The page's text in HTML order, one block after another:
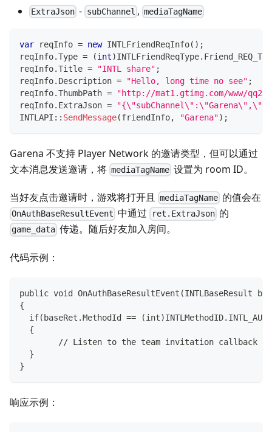
ExtraJson - subChannel , mediaTagName
var reqInfo = new INTLFriendReqInfo( ) ;
reqInfo.Type = (int)INTLFriendReqType.
reqInfo.Title = "INTL share" ;
reqInfo. Description = "Hello, long time no see" ;
reqInfo.ThumbPath =
"http://mat1.gtimg.com/www/
reqInfo. ExtraJson =
INTLAPI :: SendMessage(friendInfo, "Garena") ;
Garena 不支持 Player Network 的邀请类型，但可以通过
文本消息发送邀请，将 mediaTagName 设置为 room ID。
当好友点击邀请时，游戏将打开且 mediaTagName 的值会在
OnAuthBaseResultEvent 中通过 ret.ExtraJson的
game_data 传递。随后好友加入房间。
代码示例：
public void OnAuthBaseResultEvent(INTLBaseResult
{
if(baseRet.MethodId ==
  {
        // Listen to the team invitation callback
  }
}
响应示例：